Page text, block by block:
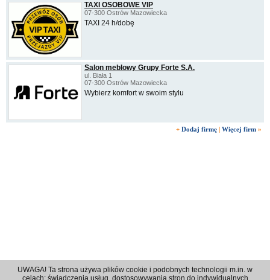
TAXI OSOBOWE VIP
07-300 Ostrów Mazowiecka
TAXI 24 h/dobę
Salon meblowy Grupy Forte S.A.
ul. Biała 1
07-300 Ostrów Mazowiecka
Wybierz komfort w swoim stylu
+ Dodaj firmę Więcej firm »
UWAGA! Ta strona używa plików cookie i podobnych technologii m.in. w
celach: świadczenia usług, dostosowywania stron do indywidualnych